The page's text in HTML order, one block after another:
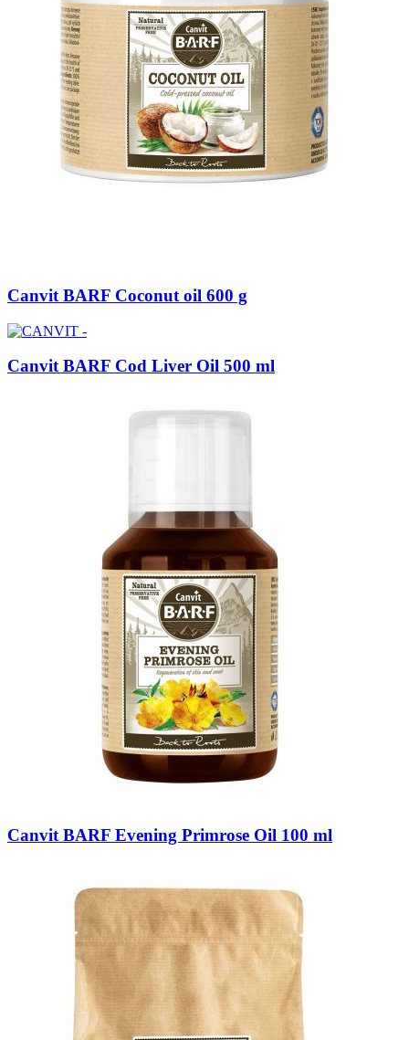
Canvit BARF Coconut oil 600 g
Canvit BARF Cod Liver Oil 500 ml
Canvit BARF Evening Primrose Oil 100 ml